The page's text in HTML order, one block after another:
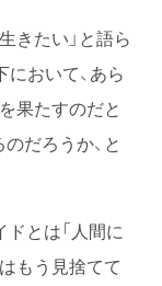
きたい」と語ら
おいて、あら
果たすのだと
だろうか、と
ドとは「人間に
もう見捨てて